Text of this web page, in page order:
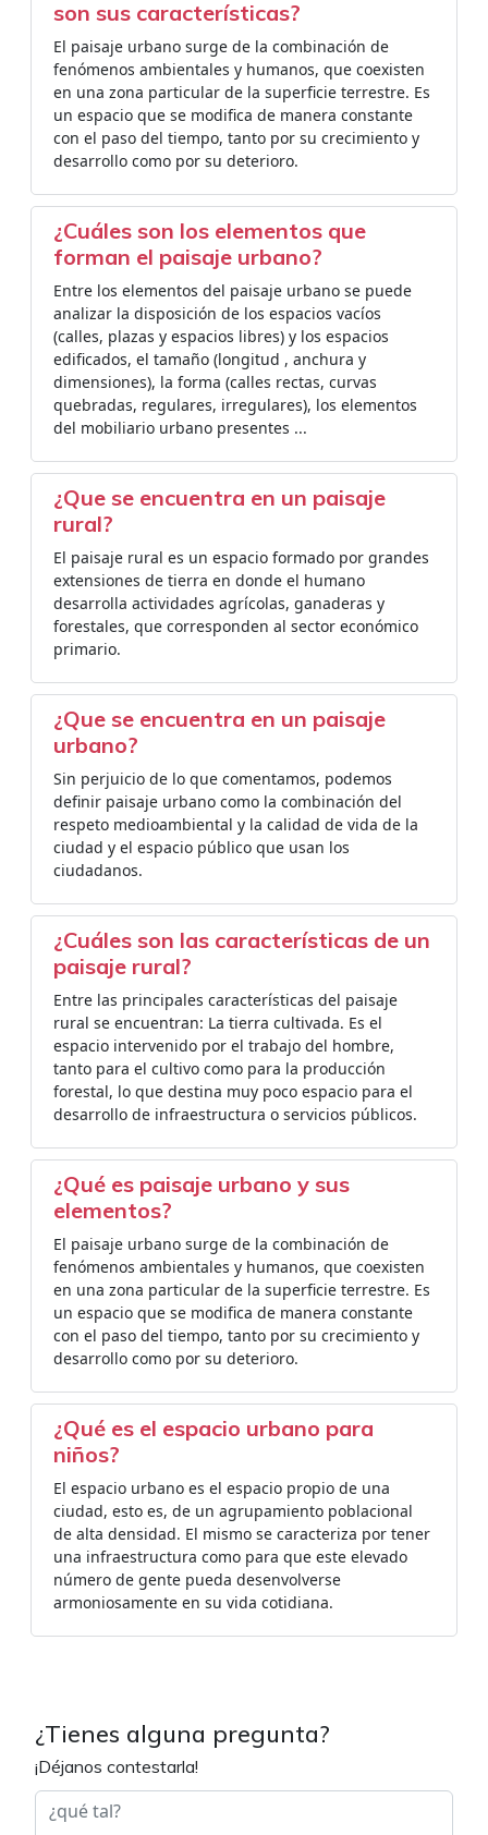
son sus características?
El paisaje urbano surge de la combinación de
fenómenos ambientales y humanos, que coexisten
en una zona particular de la superficie terrestre. Es
un espacio que se modifica de manera constante
con el paso del tiempo, tanto por su crecimiento y
desarrollo como por su deterioro.
¿Cuáles son los elementos que
forman el paisaje urbano?
Entre los elementos del paisaje urbano se puede
analizar la disposición de los espacios vacíos
(calles, plazas y espacios libres) y los espacios
edificados, el tamaño (longitud , anchura y
dimensiones), la forma (calles rectas, curvas
quebradas, regulares, irregulares), los elementos
del mobiliario urbano presentes ...
¿Que se encuentra en un paisaje
rural?
El paisaje rural es un espacio formado por grandes
extensiones de tierra en donde el humano
desarrolla actividades agrícolas, ganaderas y
forestales, que corresponden al sector económico
primario.
¿Que se encuentra en un paisaje
urbano?
Sin perjuicio de lo que comentamos, podemos
definir paisaje urbano como la combinación del
respeto medioambiental y la calidad de vida de la
ciudad y el espacio público que usan los
ciudadanos.
¿Cuáles son las características de un
paisaje rural?
Entre las principales características del paisaje
rural se encuentran: La tierra cultivada. Es el
espacio intervenido por el trabajo del hombre,
tanto para el cultivo como para la producción
forestal, lo que destina muy poco espacio para el
desarrollo de infraestructura o servicios públicos.
¿Qué es paisaje urbano y sus
elementos?
El paisaje urbano surge de la combinación de
fenómenos ambientales y humanos, que coexisten
en una zona particular de la superficie terrestre. Es
un espacio que se modifica de manera constante
con el paso del tiempo, tanto por su crecimiento y
desarrollo como por su deterioro.
¿Qué es el espacio urbano para
niños?
El espacio urbano es el espacio propio de una
ciudad, esto es, de un agrupamiento poblacional
de alta densidad. El mismo se caracteriza por tener
una infraestructura como para que este elevado
número de gente pueda desenvolverse
armoniosamente en su vida cotidiana.
¿Tienes alguna pregunta?
¡Déjanos contestarla!